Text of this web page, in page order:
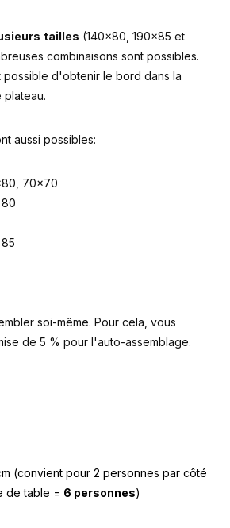
tailles (140x80, 190x85 et
combinaisons sont possibles.
possible d'obtenir le bord dans la
plateau.
aussi possibles:
70x70
soi-même. Pour cela, vous
de 5 % pour l'auto-assemblage.
(convient pour 2 personnes par côté
de table = 6 personnes)